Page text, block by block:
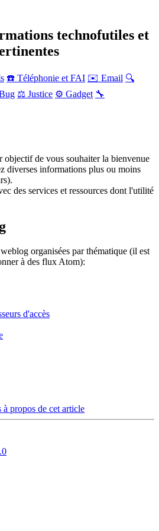
technofutiles et
☎️ Téléphonie et FAI ✉️ Email 🔍
⚖️ Justice ⚙️ Gadget 🔧
objectif de vous souhaiter la bienvenue
diverses informations plus ou moins
des services et ressources dont l'utilité
organisées par thématique (il est
à des flux Atom):
d'accès
propos de cet article